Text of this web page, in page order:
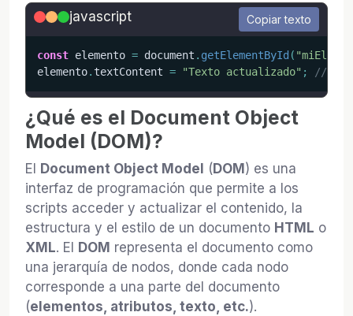
javascript Copiar texto
const elemento = document . getElementById (
elemento. textContent = "Texto actualizado" ; //
¿Qué es el Document Object
Model (DOM)?
El Document Object Model ( DOM ) es una
interfaz de programación que permite a los
scripts acceder y actualizar el contenido, la
estructura y el estilo de un documento HTML o
XML. El DOM representa el documento como
una jerarquía de nodos, donde cada nodo
corresponde a una parte del documento
(elementos, atributos, texto, etc.).